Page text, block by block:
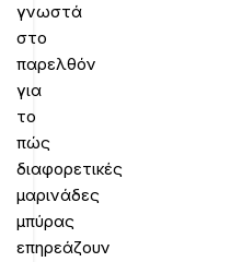
γνωστά
στο
παρελθόν
για
το
πώς
διαφορετικές
μαρινάδες
μπύρας
επηρεάζουν